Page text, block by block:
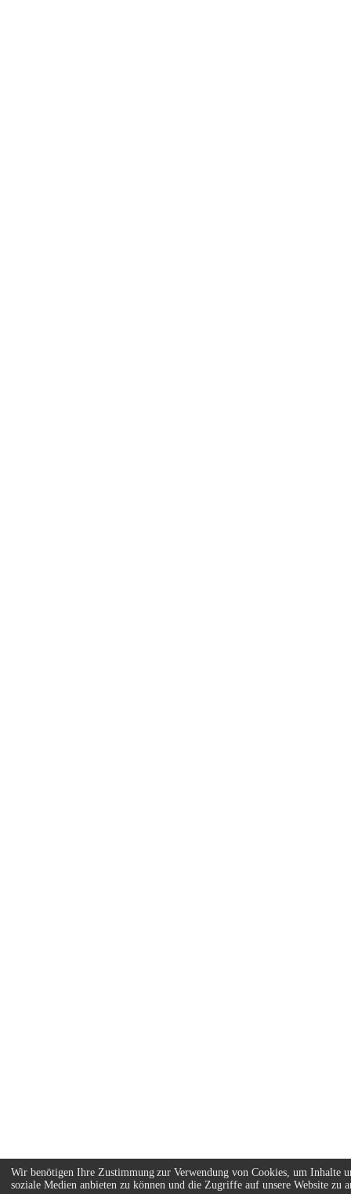
Wir benötigen Ihre Zustimmung zur Verwendung von Cookies, um Inhalte
soziale Medien anbieten zu können und die Zugriffe auf unsere Website zu